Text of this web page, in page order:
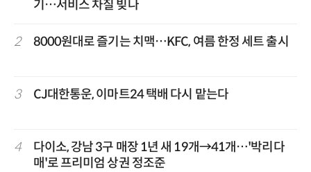
기…서비스 차질 빚나
2 8000원대로 즐기는 치맥…KFC, 여름 한정 세트 출시
3 CJ대한통운, 이마트24 택배 다시 맡는다
4
다이소, 강남 3구 매장 1년 새 19개→41개…'박리다
매'로 프리미엄 상권 정조준